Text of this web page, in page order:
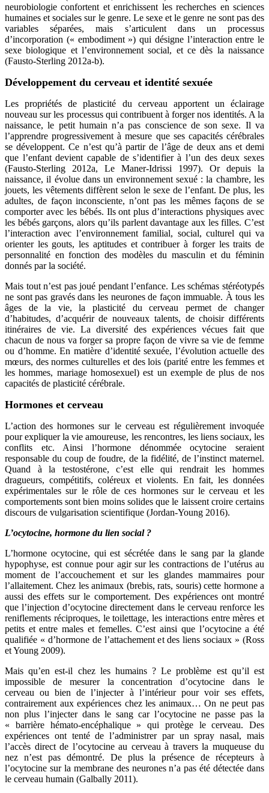
neurobiologie confortent et enrichissent les recherches en sciences
humaines et sociales sur le genre. Le sexe et le genre ne sont pas des
variables séparées, mais s’articulent dans un processus
d’incorporation (« embodiment ») qui désigne l’interaction entre le
sexe biologique et l’environnement social, et ce dès la naissance
(Fausto-Sterling 2012a-b).
Développement du cerveau et identité sexuée
Les propriétés de plasticité du cerveau apportent un éclairage
nouveau sur les processus qui contribuent à forger nos identités. A la
naissance, le petit humain n’a pas conscience de son sexe. Il va
l’apprendre progressivement à mesure que ses capacités cérébrales
se développent. Ce n’est qu’à partir de l’âge de deux ans et demi
que l’enfant devient capable de s’identifier à l’un des deux sexes
(Fausto-Sterling 2012a, Le Maner-Idrissi 1997).
Or depuis la
naissance, il évolue dans un environnement sexué : la chambre, les
jouets, les vêtements diffèrent selon le sexe de l’enfant. De plus, les
adultes, de façon inconsciente, n’ont pas les mêmes façons de se
comporter avec les bébés. Ils ont plus d’interactions physiques avec
les bébés garçons, alors qu’ils parlent davantage aux les filles. C’est
l’interaction avec l’environnement familial, social, culturel qui va
orienter les gouts, les aptitudes et contribuer à forger les traits de
personnalité en fonction des modèles du masculin et du féminin
donnés par la société.
Mais tout n’est pas joué pendant l’enfance. Les schémas stéréotypés
ne sont pas gravés dans les neurones de façon immuable. À tous les
âges de la vie, la plasticité du cerveau permet de changer
d’habitudes, d’acquérir de nouveaux talents, de choisir différents
itinéraires de vie. La diversité des expériences vécues fait que
chacun de nous va forger sa propre façon de vivre sa vie de femme
ou d’homme. En matière d’identité sexuée, l’évolution actuelle des
mœurs, des normes culturelles et des lois (parité entre les femmes et
les hommes, mariage homosexuel) est un exemple de plus de nos
capacités de plasticité cérébrale.
Hormones et cerveau
L’action des hormones sur le cerveau est régulièrement invoquée
pour expliquer la vie amoureuse, les rencontres, les liens sociaux, les
conflits etc. Ainsi l’hormone dénommée ocytocine seraient
responsable du coup de foudre, de la fidélité, de l’instinct maternel.
Quand à la testostérone, c’est elle qui rendrait les hommes
dragueurs, compétitifs, coléreux et violents. En fait, les données
expérimentales sur le rôle de ces hormones sur le cerveau et les
comportements sont bien moins solides que le laissent croire certains
discours de vulgarisation scientifique (Jordan-Young 2016).
L’ocytocine, hormone du lien social ?
L’hormone ocytocine, qui est sécrétée dans le sang par la glande
hypophyse, est connue pour agir sur les contractions de l’utérus au
moment de l’accouchement et sur les glandes mammaires pour
l’allaitement. Chez les animaux (brebis, rats, souris) cette hormone a
aussi des effets sur le comportement. Des expériences ont montré
que l’injection d’ocytocine directement dans le cerveau renforce les
reniflements réciproques, le toilettage, les interactions entre mères et
petits et entre males et femelles. C’est ainsi que l’ocytocine a été
qualifiée « d’hormone de l’attachement et des liens sociaux » (Ross
et Young 2009).
Mais qu’en est-il chez les humains ? Le problème est qu’il est
impossible de mesurer la concentration d’ocytocine dans le
cerveau ou bien de l’injecter à l’intérieur pour voir ses effets,
contrairement aux expériences chez les animaux… On ne peut pas
non plus l’injecter dans le sang car l’ocytocine ne passe pas la
« barrière hémato-encéphalique » qui protège le cerveau. Des
expériences ont tenté de l’administrer par un spray nasal, mais
l’accès direct de l’ocytocine au cerveau à travers la muqueuse du
nez n’est pas démontré. De plus la présence de récepteurs à
l’ocytocine sur la membrane des neurones n’a pas été détectée dans
le cerveau humain (Galbally 2011).